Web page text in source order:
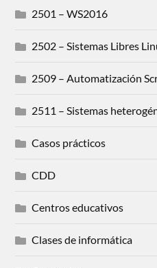
2501 – WS2016
2502 – Sistemas Libres
2509 – Automatización
2511 – Sistemas
Casos prácticos
CDD
Centros educativos
Clases de informática